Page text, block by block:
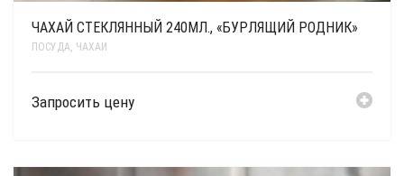
ЧАХАЙ СТЕКЛЯННЫЙ 240МЛ., «БУРЛЯЩИЙ РОДНИК»
ПОСУДА, ЧАХАИ
Запросить цену